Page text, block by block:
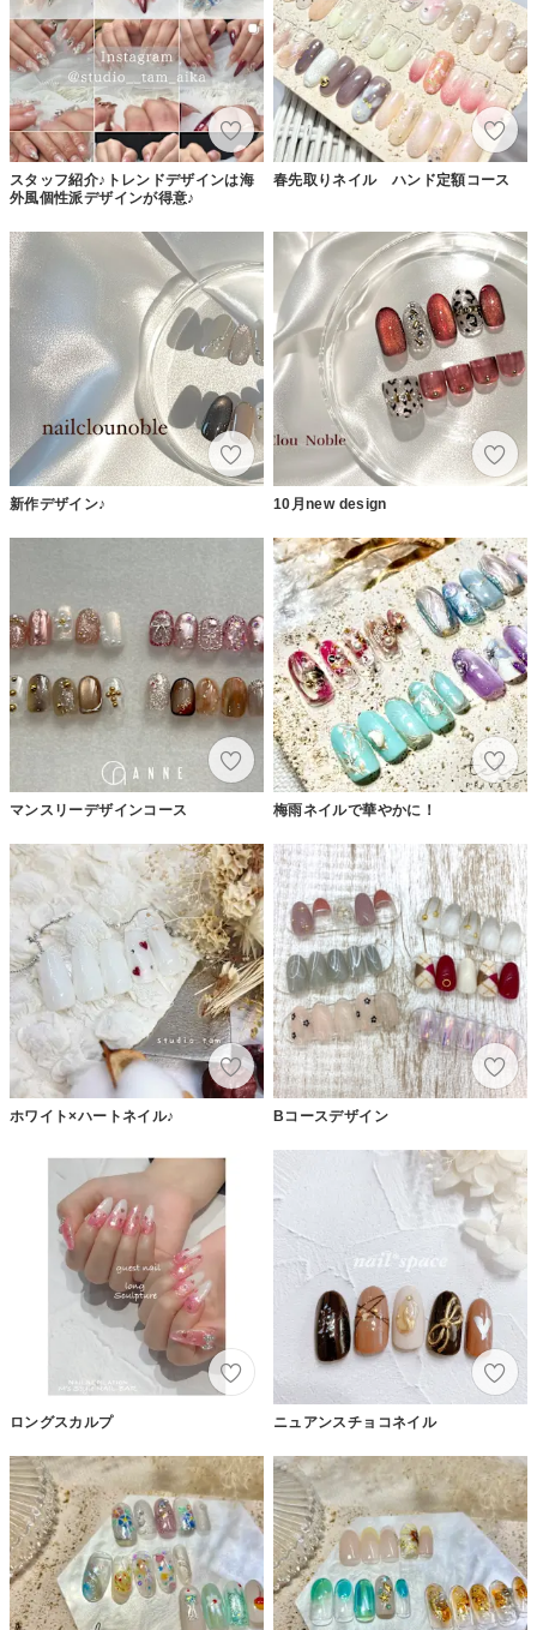
スタッフ紹介♪トレンドデザインは海
外風個性派デザインが得意♪
春先取りネイル ハンド定額コース
新作デザイン♪ 10月new design
マンスリーデザインコース 梅雨ネイルで華やかに！
ホワイト×ハートネイル♪ Bコースデザイン
ロングスカルプ ニュアンスチョコネイル